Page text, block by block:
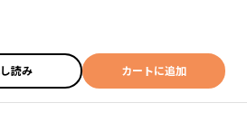
読み カートに追加